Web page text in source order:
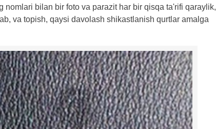
bilan bir foto va parazit har bir qisqa ta'rifi qaraylik,
va topish, qaysi davolash shikastlanish qurtlar amalga